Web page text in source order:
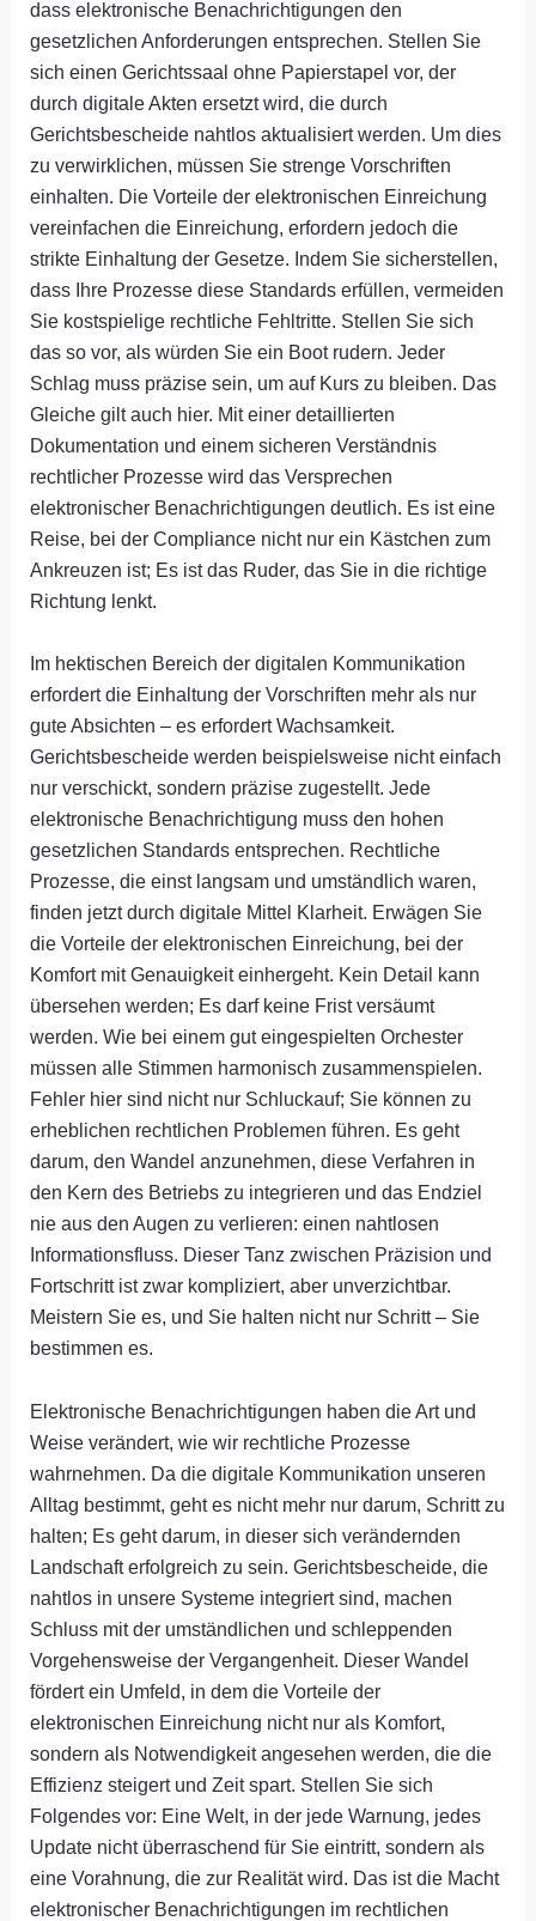
dass elektronische Benachrichtigungen den
gesetzlichen Anforderungen entsprechen. Stellen Sie
sich einen Gerichtssaal ohne Papierstapel vor, der
durch digitale Akten ersetzt wird, die durch
Gerichtsbescheide nahtlos aktualisiert werden. Um dies
zu verwirklichen, müssen Sie strenge Vorschriften
einhalten. Die Vorteile der elektronischen Einreichung
vereinfachen die Einreichung, erfordern jedoch die
strikte Einhaltung der Gesetze. Indem Sie sicherstellen,
dass Ihre Prozesse diese Standards erfüllen, vermeiden
Sie kostspielige rechtliche Fehltritte. Stellen Sie sich
das so vor, als würden Sie ein Boot rudern. Jeder
Schlag muss präzise sein, um auf Kurs zu bleiben. Das
Gleiche gilt auch hier. Mit einer detaillierten
Dokumentation und einem sicheren Verständnis
rechtlicher Prozesse wird das Versprechen
elektronischer Benachrichtigungen deutlich. Es ist eine
Reise, bei der Compliance nicht nur ein Kästchen zum
Ankreuzen ist; Es ist das Ruder, das Sie in die richtige
Richtung lenkt.
Im hektischen Bereich der digitalen Kommunikation
erfordert die Einhaltung der Vorschriften mehr als nur
gute Absichten – es erfordert Wachsamkeit.
Gerichtsbescheide werden beispielsweise nicht einfach
nur verschickt, sondern präzise zugestellt. Jede
elektronische Benachrichtigung muss den hohen
gesetzlichen Standards entsprechen. Rechtliche
Prozesse, die einst langsam und umständlich waren,
finden jetzt durch digitale Mittel Klarheit. Erwägen Sie
die Vorteile der elektronischen Einreichung, bei der
Komfort mit Genauigkeit einhergeht. Kein Detail kann
übersehen werden; Es darf keine Frist versäumt
werden. Wie bei einem gut eingespielten Orchester
müssen alle Stimmen harmonisch zusammenspielen.
Fehler hier sind nicht nur Schluckauf; Sie können zu
erheblichen rechtlichen Problemen führen. Es geht
darum, den Wandel anzunehmen, diese Verfahren in
den Kern des Betriebs zu integrieren und das Endziel
nie aus den Augen zu verlieren: einen nahtlosen
Informationsfluss. Dieser Tanz zwischen Präzision und
Fortschritt ist zwar kompliziert, aber unverzichtbar.
Meistern Sie es, und Sie halten nicht nur Schritt – Sie
bestimmen es.
Elektronische Benachrichtigungen haben die Art und
Weise verändert, wie wir rechtliche Prozesse
wahrnehmen. Da die digitale Kommunikation unseren
Alltag bestimmt, geht es nicht mehr nur darum, Schritt zu
halten; Es geht darum, in dieser sich verändernden
Landschaft erfolgreich zu sein. Gerichtsbescheide, die
nahtlos in unsere Systeme integriert sind, machen
Schluss mit der umständlichen und schleppenden
Vorgehensweise der Vergangenheit. Dieser Wandel
fördert ein Umfeld, in dem die Vorteile der
elektronischen Einreichung nicht nur als Komfort,
sondern als Notwendigkeit angesehen werden, die die
Effizienz steigert und Zeit spart. Stellen Sie sich
Folgendes vor: Eine Welt, in der jede Warnung, jedes
Update nicht überraschend für Sie eintritt, sondern als
eine Vorahnung, die zur Realität wird. Das ist die Macht
elektronischer Benachrichtigungen im rechtlichen